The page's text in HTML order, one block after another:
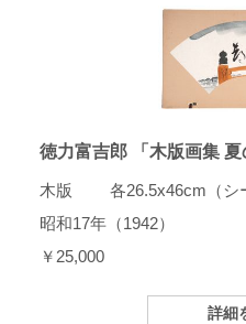
徳力富吉郎 「木版画集 夏
木版 各26.5x46cm（シ
昭和17年（1942）
￥25,000
詳細